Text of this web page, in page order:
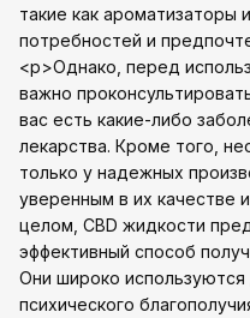
такие как ароматизаторы
потребностей и
<p>Однако, перед
важно
вас есть какие-либо
лекарства. Кроме того,
только у надежных
уверенным в их качестве
целом, CBD жидкости
эффективный способ
Они широко используются
психического